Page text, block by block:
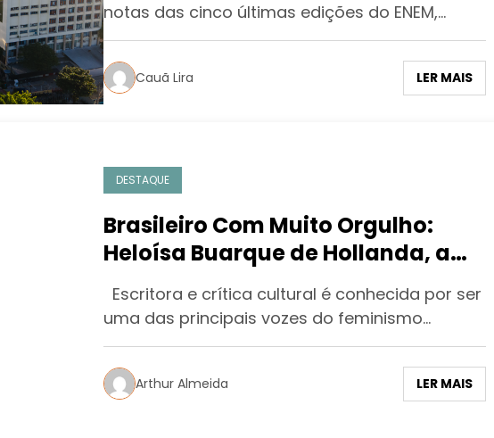
notas das cinco últimas edições do ENEM,…
Cauã Lira LER MAIS
DESTAQUE
Brasileiro Com Muito Orgulho:
Heloísa Buarque de Hollanda, a
Nova Imortal da ABL
Escritora e crítica cultural é conhecida por ser
uma das principais vozes do feminismo…
Arthur Almeida LER MAIS